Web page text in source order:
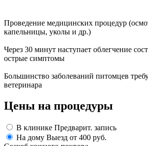
Проведение медицинских процедур
капельницы, уколы и др.)
Через 30 минут наступает облегчение
острые симптомы
Большинство заболеваний питомцев
ветеринара
Цены на процедуры
В клинике Предварит. запись
На дому Выезд от 400 руб.